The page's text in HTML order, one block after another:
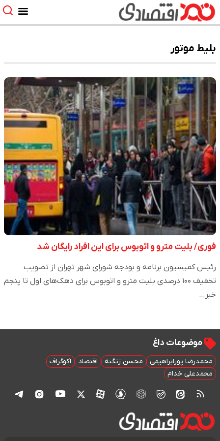
بلیط موتور
فوری/ بلیت مترو و اتوبوس برای این افراد رایگان شد
رئیس کمیسیون برنامه و بودجه شورای شهر تهران از تصویب
تخفیف ۱۰۰ درصدی بلیت مترو و اتوبوس برای دهک‌های اول تا پنجم
خبر…
موضوعات داغ
محمدرضا پورابراهیمی محسن زنگنه اقتصاد
اکوگراف
محمدعلی خدام